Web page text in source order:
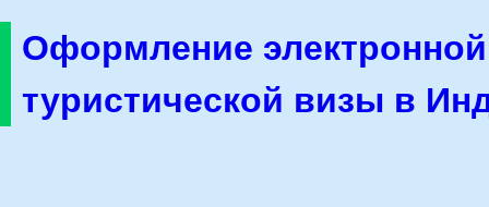
Оформление электронной
туристической визы в